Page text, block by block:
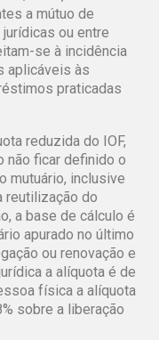
a mútuo de
ou entre
se à incidência
aplicáveis às
praticadas
reduzida do IOF,
não ficar definido o
mutuário, inclusive
reutilização do
a base de cálculo é
apurado no último
ou renovação e
a alíquota é de
física a alíquota
sobre a liberação